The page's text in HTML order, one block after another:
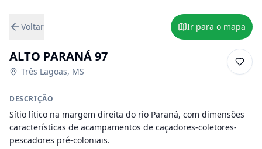
Voltar Ir para o mapa
ALTO PARANÁ 97
Três Lagoas, MS
DESCRIÇÃO
Sítio lítico na margem direita do rio Paraná, com dimensões
características de acampamentos de caçadores-coletores-
pescadores pré-coloniais.